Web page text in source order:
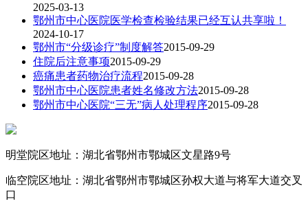
2025-03-13
鄂州市中心医院医学检查检验结果已经互认共享啦！
2024-10-17
鄂州市“分级诊疗”制度解答2015-09-29
住院后注意事项2015-09-29
癌痛患者药物治疗流程2015-09-28
鄂州市中心医院患者姓名修改方法2015-09-28
鄂州市中心医院“三无”病人处理程序2015-09-28
明堂院区地址：湖北省鄂州市鄂城区文星路9号
临空院区地址：湖北省鄂州市鄂城区孙权大道与将军大道交叉
口